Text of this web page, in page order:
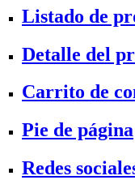
Listado de
Detalle del
Carrito de
Pie de página
Redes